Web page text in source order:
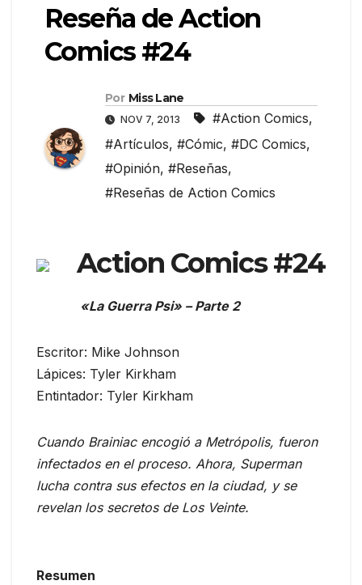
Reseña de Action
Comics #24
Por Miss Lane
NOV 7, 2013 #Action Comics,
#Artículos, #Cómic, #DC Comics,
#Opinión, #Reseñas,
#Reseñas de Action Comics
Action Comics #24
«La Guerra Psi» – Parte 2
Escritor: Mike Johnson
Lápices: Tyler Kirkham
Entintador: Tyler Kirkham
Cuando Brainiac encogió a Metrópolis, fueron
infectados en el proceso. Ahora, Superman
lucha contra sus efectos en la ciudad, y se
revelan los secretos de Los Veinte.
Resumen